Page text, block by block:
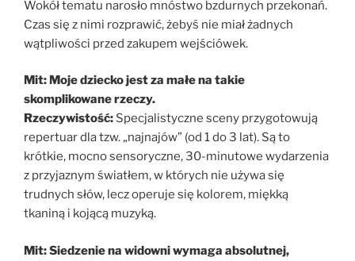
Wokół tematu narosło mnóstwo bzdurnych przekonań.
Czas się z nimi rozprawić, żebyś nie miał żadnych
wątpliwości przed zakupem wejściówek.
Mit: Moje dziecko jest za małe na takie
skomplikowane rzeczy.
Rzeczywistość: Specjalistyczne sceny przygotowują
repertuar dla tzw. „najnajów” (od 1 do 3 lat). Są to
krótkie, mocno sensoryczne, 30-minutowe wydarzenia
z przyjaznym światłem, w których nie używa się
trudnych słów, lecz operuje się kolorem, miękką
tkaniną i kojącą muzyką.
Mit: Siedzenie na widowni wymaga absolutnej,